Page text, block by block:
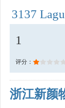
3137
1
评分：
浙江新颜